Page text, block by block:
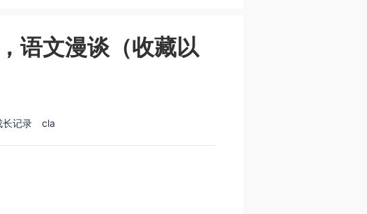
语文漫谈（收藏以
长记录 cla